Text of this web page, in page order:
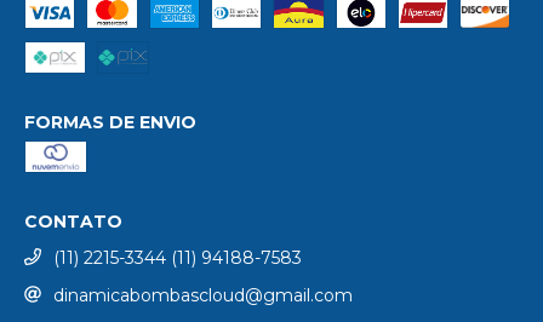
FORMAS DE ENVIO
CONTATO
(11) 2215-3344 (11) 94188-7583
dinamicabombascloud@gmail.com